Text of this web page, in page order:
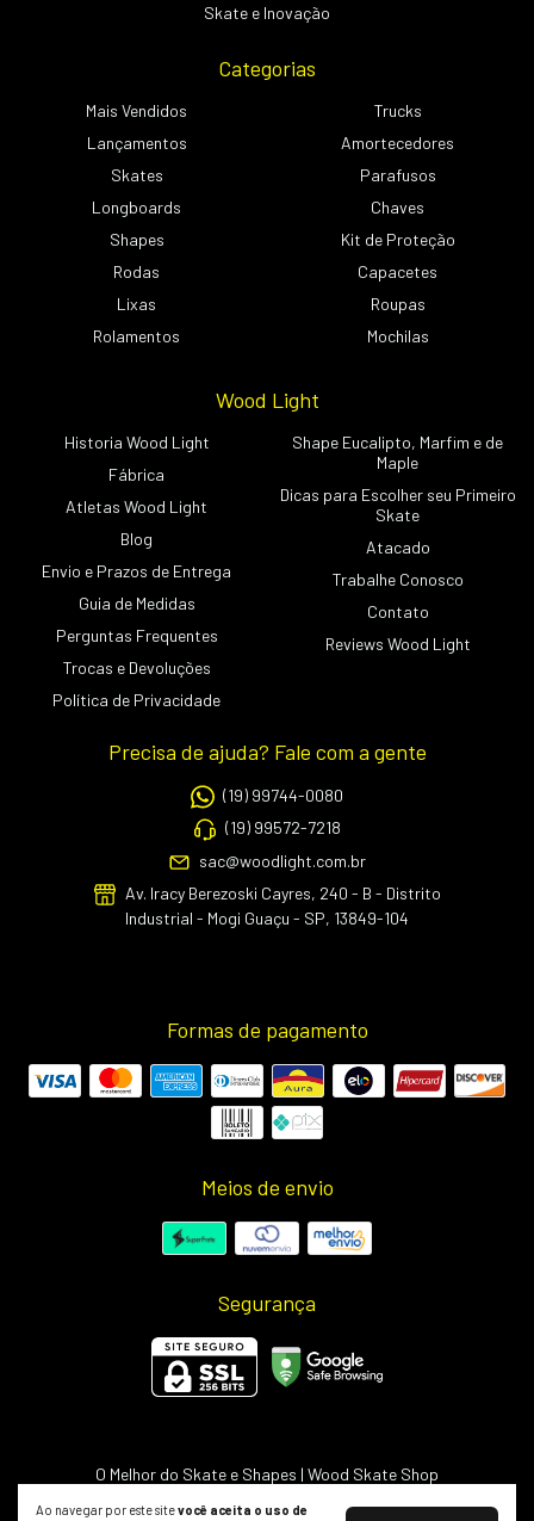
Ao navegar por este sitevocê aceita o uso de
Skate e Inovação
Categorias
Mais Vendidos
Lançamentos
Skates
Longboards
Shapes
Rodas
Lixas
Rolamentos
Trucks
Amortecedores
Parafusos
Chaves
Kit de Proteção
Capacetes
Roupas
Mochilas
Wood Light
Historia Wood Light
Fábrica
Atletas Wood Light
Blog
Envio e Prazos de Entrega
Guia de Medidas
Perguntas Frequentes
Trocas e Devoluções
Política de Privacidade
Shape Eucalipto, Marfim e de
Maple
Dicas para Escolher seu Primeiro
Skate
Atacado
Trabalhe Conosco
Contato
Reviews Wood Light
Precisa de ajuda? Fale com a gente
(19) 99744-0080
(19) 99572-7218
sac@woodlight.com.br
Av. Iracy Berezoski Cayres, 240 - B - Distrito
Industrial - Mogi Guaçu - SP, 13849-104
Formas de pagamento
Meios de envio
Segurança
O Melhor do Skate e Shapes | Wood Skate Shop